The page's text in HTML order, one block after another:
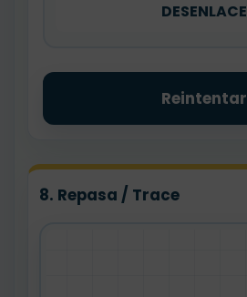
DESENLACE
Reintentar
8. Repasa / Trace